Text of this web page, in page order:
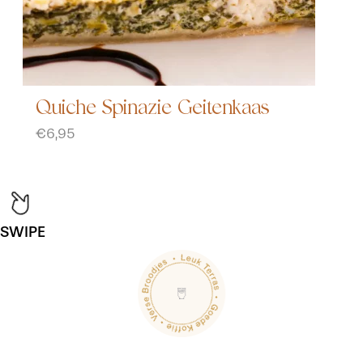
Quiche Spinazie Geitenkaas
€6,95
SWIPE